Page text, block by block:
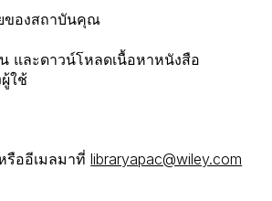
ของสถาบันคุณ
และดาวน์โหลดเนื้อหาหนังสือ
ใช้
รืออีเมลมาที่libraryapac@wiley.com